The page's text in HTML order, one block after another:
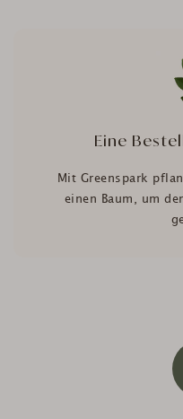
Eine
Mit Greenspark
einen Baum, um